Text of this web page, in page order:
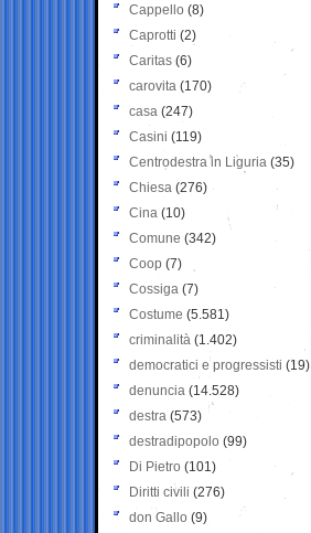
Cappello (8)
Caprotti (2)
Caritas (6)
carovita (170)
casa (247)
Casini (119)
Centrodestra in Liguria (35)
Chiesa (276)
Cina (10)
Comune (342)
Coop (7)
Cossiga (7)
Costume (5.581)
criminalità (1.402)
democratici e progressisti (19)
denuncia (14.528)
destra (573)
destradipopolo (99)
Di Pietro (101)
Diritti civili (276)
don Gallo (9)